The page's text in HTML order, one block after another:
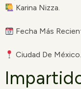
Karina Nizza.
Fecha Más
Ciudad De México.